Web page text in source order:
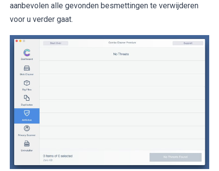
aanbevolen alle gevonden besmettingen te verwijderen
voor u verder gaat.